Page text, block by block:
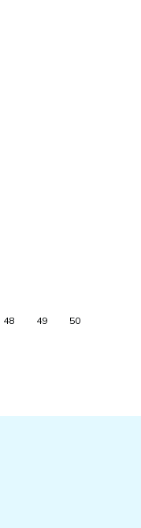
48 49 50